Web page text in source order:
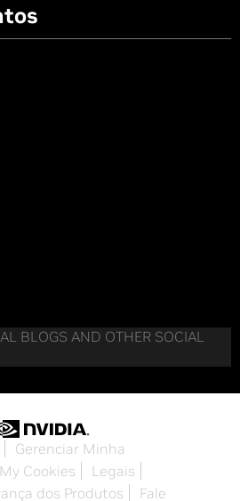
BLOGS AND OTHER SOCIAL
Gerenciar Minha
Cookies
Legais
dos Produtos Fale